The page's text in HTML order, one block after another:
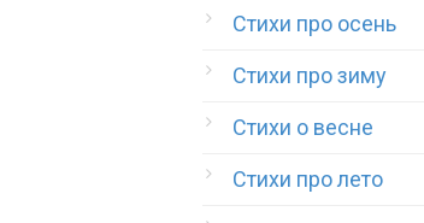
Стихи про осень
Стихи про зиму
Стихи о весне
Стихи про лето